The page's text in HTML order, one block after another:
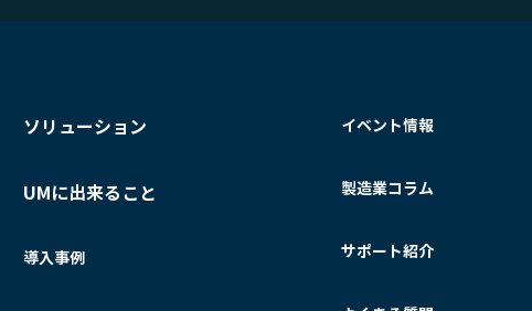
ソリューション
UMに出来ること
導入事例
イベント情報
製造業コラム
サポート紹介